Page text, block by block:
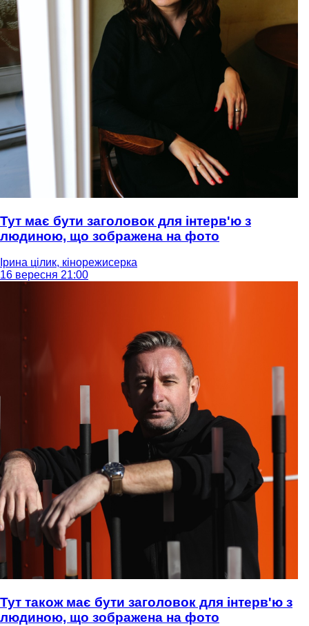
Тут має бути заголовок для інтерв'ю з
людиною, що зображена на фото
Ірина цілик, кінорежисерка
16 вересня 21:00
Тут також має бути заголовок для інтерв'ю з
людиною, що зображена на фото